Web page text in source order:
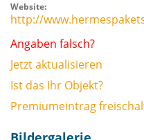
Website:
http://
Angaben falsch?
Jetzt aktualisieren
Ist das Ihr Objekt?
Premiumeintrag